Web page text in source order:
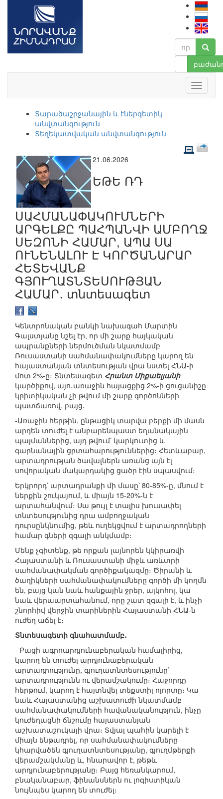
Տարածաշրջանային և էներգետիկ
անվտանգություն
Տեղեկատվական անվտանգություն
21.06.2026
ԵԹԵ ՌԴ
ՍԱՀՄԱՆԱՓԱԿՈՒՄՆԵՐԻ
ԱՐԳԵԼՔԸ ՊԱՀՊԱՆՎԻ ԱՄԲՈՂՋ
ՍԵԶՈՆԻ ՀԱՄԱՐ, ԱՊԱ ՍԱ
ՈՒՆԵՆԱԼՈՒ Է ԿՈՐԾԱՆԱՐԱՐ
ՀԵՏԵՎԱՆՔ
ԳՅՈՒՂԱՏՆՏԵՍՈՒԹՅԱՆ
ՀԱՄԱՐ․ տնտեսագետ
Կենտրոնական բանկի նախագահ Մարտին
Գալստյանը նշել էր, որ մի շարք հայկական
ապրանքների ներմուծման նկատմամբ
Ռուսաստանի սահմանափակումները կարող են
հայաստանյան տնտեսության վրա նստել ՀՆԱ-ի
մոտ 2%-ը։ Տնտեսագետ Հրանտ Միքաելյանի
կարծիքով, այո․առաջին հայացքից 2%-ի ցուցանիշը
կրիտիկական չի թվում մի շարք գործոնների
պատճառով, բայց․
-Առաջին հերթին, ընթացիկ տարվա բերքի մի մասն
արդեն տուժել է անբարենպաստ եղանակային
պայմաններից, այդ թվում՝ կարկուտից և
գարնանային ցրտահարություններից։ Հետևաբար,
արտադրության ծավալներն առանց այն էլ
սովորական մակարդակից ցածր էին սպասվում։
Երկրորդ՝ արտադրանքի մի մասը՝ 80-85%-ը, մնում է
ներքին շուկայում, և միայն 15-20%-ն է
արտահանվում։ Սա թույլ է տալիս խուսափել
տնտեսությունից դրա ամբողջական
դուրսընկնումից, թեև ուղեկցվում է արտադրողների
համար գների զգալի անկմամբ։
Մենք չգիտենք, թե որքան լայնորեն կկիրառվի
Հայաստանի և Ռուսաստանի միջև առևտրի
սահմանափակման գործիքակազմը։ Ծիրանի և
ծաղիկների սահմանափակումները գործի մի կողմն
են, բայց կան նաև հանքային ջրեր, ալկոհոլ, կա
նաև վերաարտահանում, որը շատ զգալի է, և ինչի
շնորհիվ վերջին տարիներին Հայաստանի ՀՆԱ-ն
ուժեղ աճել է։
Տնտեսագետի գնահատմամբ․
- Բացի ագրոարդյունաբերական համալիրից,
կարող են տուժել արդյունաբերական
արտադրությունը, գյուղատնտեսությունը՝
արտադրությունն ու վերամշակումը։ Հաջորդը
հերթում, կարող է հայտնվել տեքստիլ ոլորտը։ Կա
նաև Հայաստանից աշխատուժի նկատմամբ
սահմանափակումների հավանականություն, ինչը
կուժեղացնի ճնշումը հայաստանյան
աշխատաշուկայի վրա։ Տվյալ պահին կարելի է
միայն ենթադրել, որ սահմանափակումները
կհարվածեն գյուղատնտեսությանը, գյուղմթերքի
վերամշակմանը և, հնարավոր է, թեթև
արդյունաբերությանը։ Բայց հեռանկարում,
բնականաբար, ֆինանսներն ու լոգիստիկան
նույնպես կարող են տուժել։